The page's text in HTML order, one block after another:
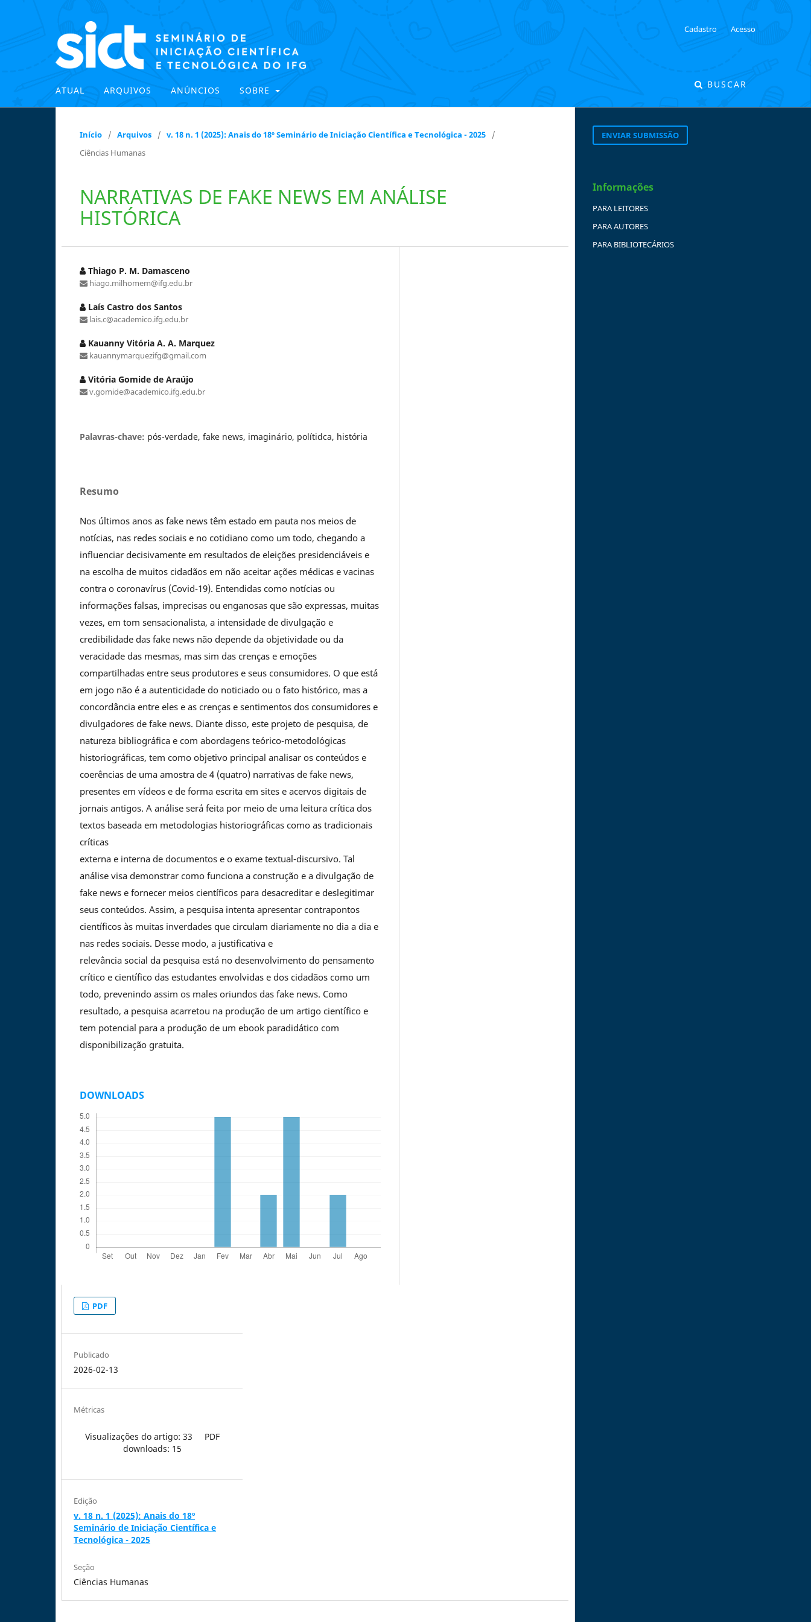
ATUAL ARQUIVOS ANÚNCIOS SOBRE
BUSCAR
Cadastro Acesso
Início / Arquivos / v. 18 n. 1 (2025): Anais do 18º Seminário de Iniciação Científica e Tecnológica - 2025
/
Ciências Humanas
NARRATIVAS DE FAKE NEWS EM ANÁLISE
HISTÓRICA
Thiago P. M. Damasceno
hiago.milhomem@ifg.edu.br
Laís Castro dos Santos
lais.c@academico.ifg.edu.br
Kauanny Vitória A. A. Marquez
kauannymarquezifg@gmail.com
Vitória Gomide de Araújo
v.gomide@academico.ifg.edu.br
Palavras-chave: pós-verdade, fake news, imaginário, polítidca, história
Resumo
Nos últimos anos as fake news têm estado em pauta nos meios de
notícias, nas redes sociais e no cotidiano como um todo, chegando a
influenciar decisivamente em resultados de eleições presidenciáveis e
na escolha de muitos cidadãos em não aceitar ações médicas e vacinas
contra o coronavírus (Covid-19). Entendidas como notícias ou
informações falsas, imprecisas ou enganosas que são expressas, muitas
vezes, em tom sensacionalista, a intensidade de divulgação e
credibilidade das fake news não depende da objetividade ou da
veracidade das mesmas, mas sim das crenças e emoções
compartilhadas entre seus produtores e seus consumidores. O que está
em jogo não é a autenticidade do noticiado ou o fato histórico, mas a
concordância entre eles e as crenças e sentimentos dos consumidores e
divulgadores de fake news. Diante disso, este projeto de pesquisa, de
natureza bibliográfica e com abordagens teórico-metodológicas
historiográficas, tem como objetivo principal analisar os conteúdos e
coerências de uma amostra de 4 (quatro) narrativas de fake news,
presentes em vídeos e de forma escrita em sites e acervos digitais de
jornais antigos. A análise será feita por meio de uma leitura crítica dos
textos baseada em metodologias historiográficas como as tradicionais
críticas
externa e interna de documentos e o exame textual-discursivo. Tal
análise visa demonstrar como funciona a construção e a divulgação de
fake news e fornecer meios científicos para desacreditar e deslegitimar
seus conteúdos. Assim, a pesquisa intenta apresentar contrapontos
científicos às muitas inverdades que circulam diariamente no dia a dia e
nas redes sociais. Desse modo, a justificativa e
relevância social da pesquisa está no desenvolvimento do pensamento
crítico e científico das estudantes envolvidas e dos cidadãos como um
todo, prevenindo assim os males oriundos das fake news. Como
resultado, a pesquisa acarretou na produção de um artigo científico e
tem potencial para a produção de um ebook paradidático com
disponibilização gratuita.
DOWNLOADS
PDF
Publicado
2026-02-13
Métricas
Visualizações do artigo: 33
PDF
downloads: 15
Edição
v. 18 n. 1 (2025): Anais do 18º
Seminário de Iniciação Científica e
Tecnológica - 2025
Seção
Ciências Humanas
ENVIAR SUBMISSÃO
Informações
PARA LEITORES
PARA AUTORES
PARA BIBLIOTECÁRIOS